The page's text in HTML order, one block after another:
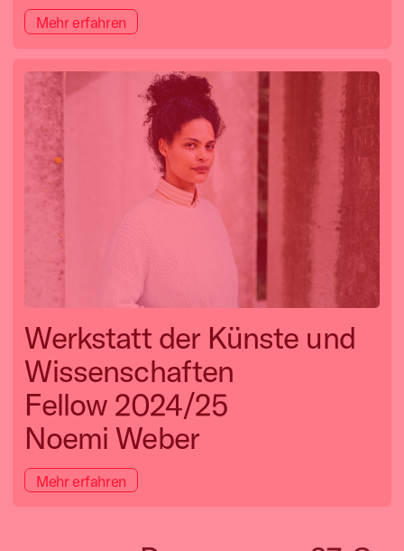
Mehr erfahren
Werkstatt der Künste und
Wissenschaften
Fellow 2024/25
Noemi Weber
Mehr erfahren